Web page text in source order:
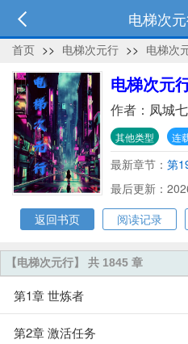
电梯次
首页 >> 电梯次元行 >> 电梯次
电梯次元
作者： 凤城
其他类型 连
最新章节： 第
最后更新：
返回书页
阅读记录
【电梯次元行】 共 1845 章
第1章 世炼者
第2章 激活任务